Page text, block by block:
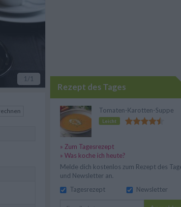
1 /1
Rezept des Tages
Tomaten-Karotten-Suppe
Leicht
» Zum Tagesrezept
» Was koche ich heute?
Melde dich kostenlos zum Rezept des
und Newsletter an.
Tagesrezept
Newsletter